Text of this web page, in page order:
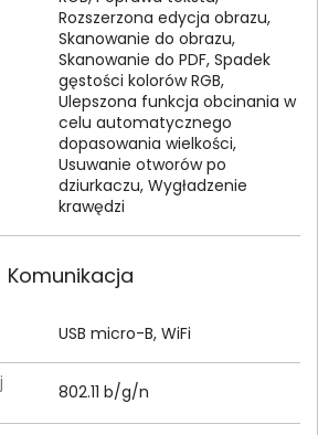
Rozszerzona edycja obrazu,
Skanowanie do obrazu,
Skanowanie do PDF, Spadek
gęstości kolorów RGB,
Ulepszona funkcja obcinania w
celu automatycznego
dopasowania wielkości,
Usuwanie otworów po
dziurkaczu, Wygładzenie
krawędzi
Komunikacja
USB micro-B, WiFi
802.11 b/g/n